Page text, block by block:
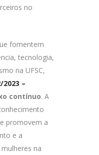
no
fomentem
tecnologia,
na UFSC,
–
contínuo. A
promovem a
e a
na